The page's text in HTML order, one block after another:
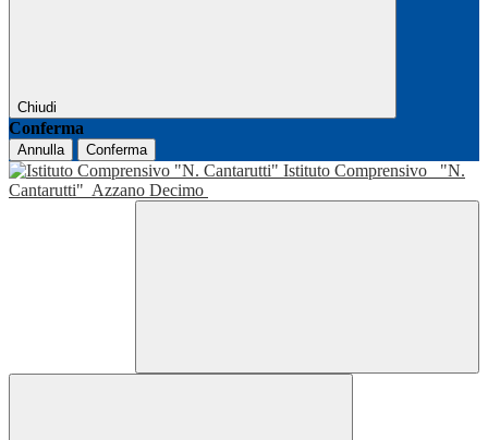
Chiudi
Conferma
Annulla Conferma
Istituto Comprensivo
"N.
Cantarutti" Azzano Decimo